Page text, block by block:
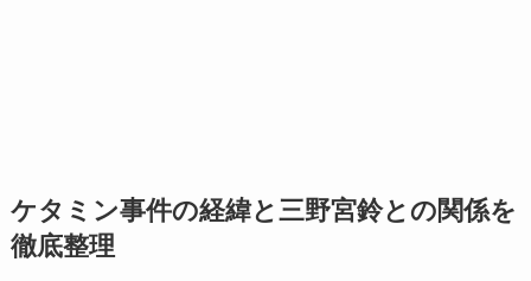
ケタミン事件の経緯と三野宮鈴との関係を
徹底整理